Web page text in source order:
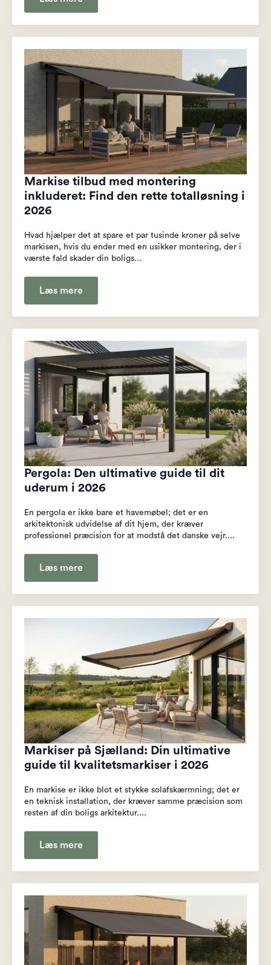
Markise tilbud med montering
inkluderet: Find den rette totalløsning i
2026
Hvad hjælper det at spare et par tusinde kroner på selve
markisen, hvis du ender med en usikker montering, der i
værste fald skader din boligs...
Læs mere
Pergola: Den ultimative guide til dit
uderum i 2026
En pergola er ikke bare et havemøbel; det er en
arkitektonisk udvidelse af dit hjem, der kræver
professionel præcision for at modstå det danske vejr....
Læs mere
Markiser på Sjælland: Din ultimative
guide til kvalitetsmarkiser i 2026
En markise er ikke blot et stykke solafskærmning; det er
en teknisk installation, der kræver samme præcision som
resten af din boligs arkitektur....
Læs mere